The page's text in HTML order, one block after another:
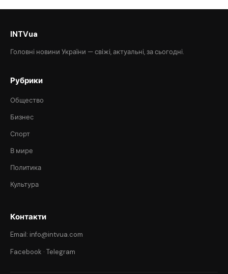
INTVua
Головні новини України — свіжі, актуальні, за сьогодні.
Рубрики
Общество
Бизнес
Спорт
В мире
Политика
Культура
Контакти
Email: info@intvua.com
Facebook · Telegram